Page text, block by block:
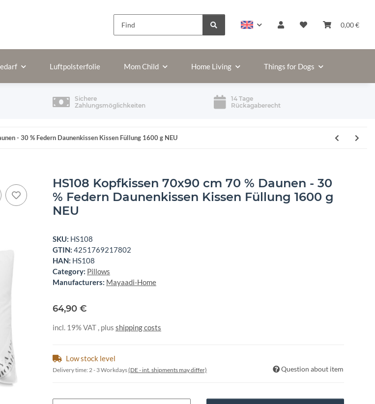
0,00 €
Luftpolsterfolie Mom Child Home Living Things for Dogs
Sichere
Zahlungsmöglichkeiten
14 Tage
Rückagaberecht
- 30 % Federn Daunenkissen Kissen Füllung 1600 g NEU
HS108 Kopfkissen 70x90 cm 70 % Daunen - 30
% Federn Daunenkissen Kissen Füllung 1600 g
NEU
SKU: HS108
GTIN: 4251769217802
HAN: HS108
Category: Pillows
Manufacturers: Mayaadi-Home
64,90 €
incl. 19% VAT , plus shipping costs
Low stock level
Delivery time: 2 - 3 Workdays(DE - int. shipments may differ) Question about item